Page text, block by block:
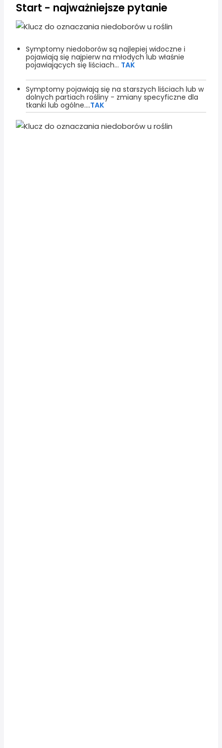
Start - najważniejsze pytanie
Symptomy niedoborów są najlepiej widoczne i
pojawiają się najpierw na młodych lub właśnie
pojawiających się liściach... TAK
Symptomy pojawiają się na starszych liściach lub w
dolnych partiach rośliny - zmiany specyficzne dla
tkanki lub ogólne....TAK